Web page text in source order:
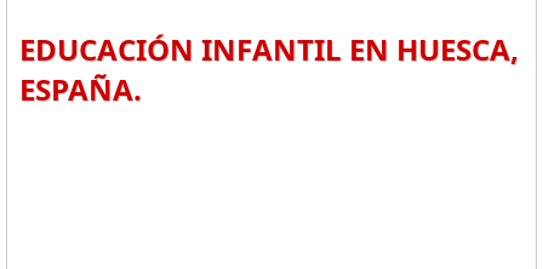
EDUCACIÓN INFANTIL EN HUESCA,
ESPAÑA.